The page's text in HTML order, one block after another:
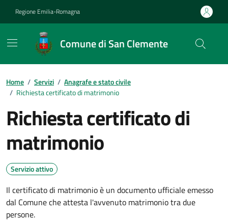
Regione Emilia-Romagna
Comune di San Clemente
Contenuti in evidenza
Home / Servizi / Anagrafe e stato civile
/ Richiesta certificato di matrimonio
Richiesta certificato di
matrimonio
Servizio attivo
Il certificato di matrimonio è un documento ufficiale emesso
dal Comune che attesta l'avvenuto matrimonio tra due
persone.